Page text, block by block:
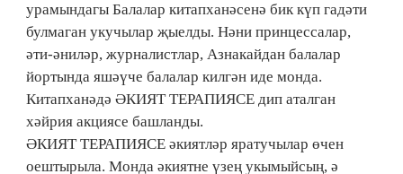
урамындагы Балалар китапханәсенә бик күп гадәти
булмаган укучылар җыелды. Нәни принцессалар,
әти-әниләр, журналистлар, Азнакайдан балалар
йортында яшәүче балалар килгән иде монда.
Китапханәдә ӘКИЯТ ТЕРАПИЯСЕ дип аталган
хәйрия акциясе башланды.
ӘКИЯТ ТЕРАПИЯСЕ әкиятләр яратучылар өчен
оештырыла. Монда әкиятне үзең укымыйсың, ә